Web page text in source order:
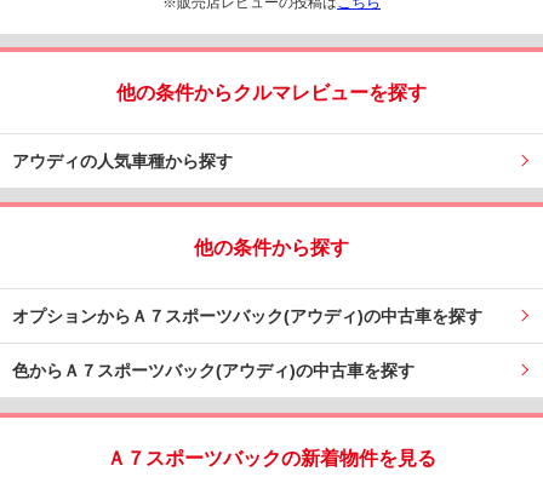
他の条件からクルマレビューを探す
アウディの人気車種から探す
他の条件から探す
オプションからＡ７スポーツバック(アウディ)の中古車を探す
色からＡ７スポーツバック(アウディ)の中古車を探す
Ａ７スポーツバックの新着物件を見る